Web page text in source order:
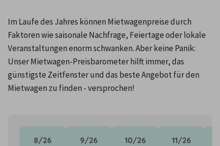
Im Laufe des Jahres können Mietwagenpreise durch
Faktoren wie saisonale Nachfrage, Feiertage oder lokale
Veranstaltungen enorm schwanken. Aber keine Panik:
Unser Mietwagen-Preisbarometer hilft immer, das
günstigste Zeitfenster und das beste Angebot für den
Mietwagen zu finden - versprochen!
8/26 9/26 10/26 11/26